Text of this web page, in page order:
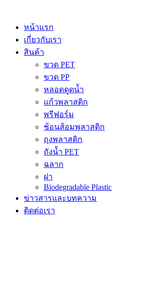
contentหน้าแรก
เกี่ยวกับเรา
สินค้า
ขวด PET
ขวด PP
หลอดดูดน้ำ
แก้วพลาสติก
พรีฟอร์ม
ช้อนส้อมพลาสติก
ถุงพลาสติก
ถังน้ำ PET
ฉลาก
ฝา
Biodegradable Plastic
ข่าวสารและบทความ
ติดต่อเรา